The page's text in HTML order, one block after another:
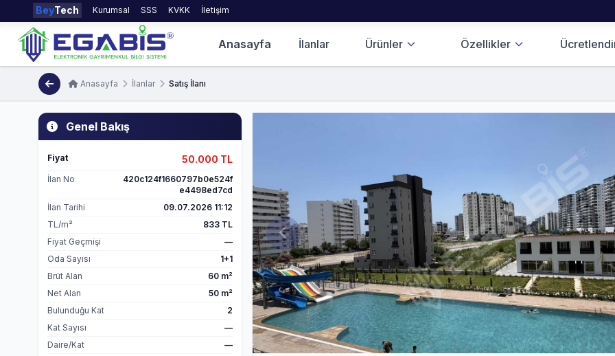
BeyTech Kurumsal SSS KVKK İletişim
Anasayfa İlanlar Ürünler Özellikler
Anasayfa İlanlar Satış İlanı
Genel Bakış
Fiyat 50.000 TL
İlan No
420c124f1660797b0e524f
e4498ed7cd
İlan Tarihi
09.07.2026 11:12
TL/m²
833 TL
Fiyat Geçmişi
—
Oda Sayısı
1+1
Brüt Alan
60 m²
Net Alan
50 m²
Bulunduğu Kat
2
Kat Sayısı
—
Daire/Kat
—